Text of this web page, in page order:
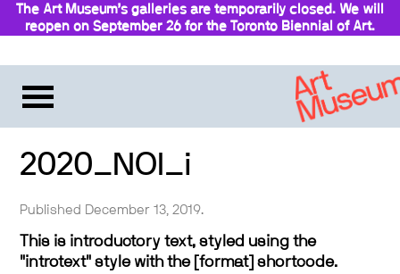
The Art Museum’s galleries are temporarily closed. We will
reopen on September 26 for the Toronto Biennial of Art.
2020_NOI_i
Published December 13, 2019.
This is introductory text, styled using the
"introtext" style with the [format] shortcode.